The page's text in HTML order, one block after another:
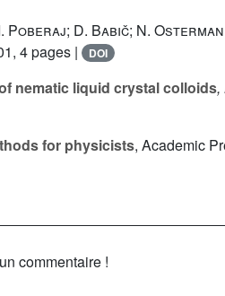
D. Babič; N.
4 pages | DOI
nematic liquid crystal colloids,
for physicists, Academic
commentaire !